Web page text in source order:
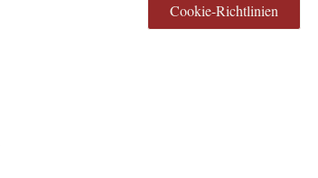
Cookie-Richtlinien